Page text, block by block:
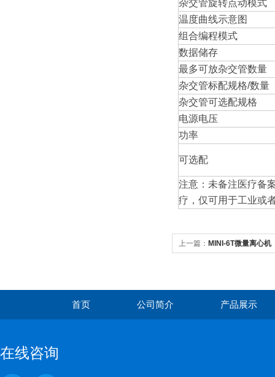
杂交管旋转点动模式
温度曲线示意图
组合编程模式
数据储存
最多可放杂交管数量
杂交管标配规格/数量
杂交管可选配规格
电源电压
功率
可选配
注意：未备注医疗备
疗，仅可用于工业或
上一篇： MINI-6T微量离心机
首页 公司简介 产品展示
在线咨询